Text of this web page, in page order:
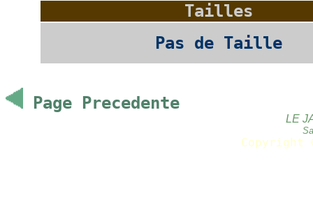
Tailles
Pas de Taille
Page Precedente
LE
Copyright